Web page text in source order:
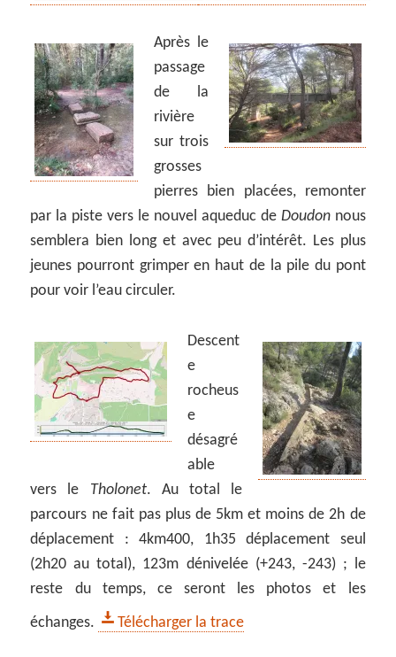
Après le
passage
de la
rivière
sur trois
grosses
pierres bien placées, remonter
par la piste vers le nouvel aqueduc de Doudonnous
semblera bien long et avec peu d’intérêt. Les plus
jeunes pourront grimper en haut de la pile du pont
pour voir l’eau circuler.
Descent
e
rocheus
e
désagré
able
vers le Tholonet. Au total le
parcours ne fait pas plus de 5km et moins de 2h de
déplacement : 4km400, 1h35 déplacement seul
(2h20 au total), 123m dénivelée (+243, -243) ; le
reste du temps, ce seront les photos et les
échanges.
Télécharger la trace